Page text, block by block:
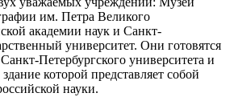
им. Петра Великого
академии наук и Санкт-
университет. Они готовятся
Петербургского университета и
которой представляет собой
науки.